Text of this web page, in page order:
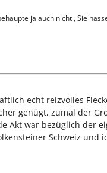
ja auch nicht , Sie
echt reizvolles
genügt, zumal der
Akt war bezüglich der
Schweiz und